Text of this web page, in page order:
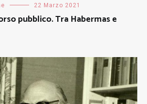
22 Marzo 2021
pubblico. Tra Habermas e